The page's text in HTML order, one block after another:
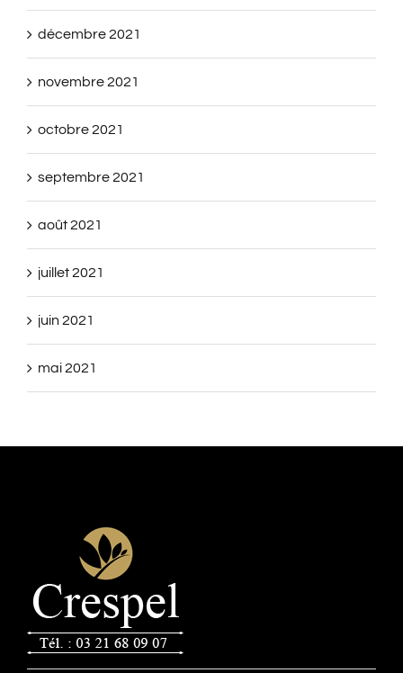
décembre 2021
novembre 2021
octobre 2021
septembre 2021
août 2021
juillet 2021
juin 2021
mai 2021